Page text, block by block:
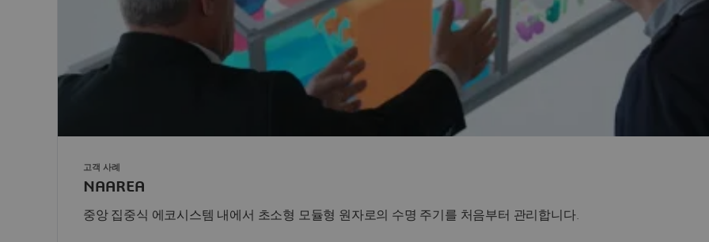
NAAREA
중앙 집중식 에코시스템 내에서 초소형 모듈형 원자로의 수명 주기를 처음부터 관리합니다.
고객 사례